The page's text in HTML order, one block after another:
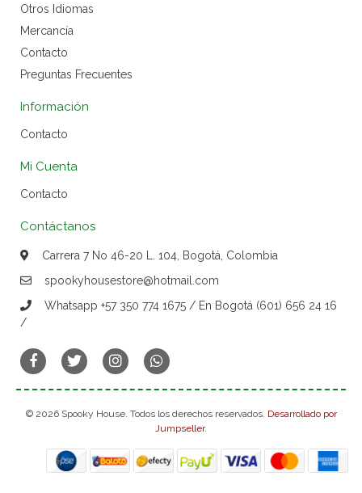
Otros Idiomas
Mercancía
Contacto
Preguntas Frecuentes
Información
Contacto
Mi Cuenta
Contacto
Contáctanos
Carrera 7 No 46-20 L. 104, Bogotá, Colombia
spookyhousestore@hotmail.com
Whatsapp +57 350 774 1675 / En Bogotá (601) 656 24 16
/
© 2026 Spooky House. Todos los derechos reservados. Desarrollado por
Jumpseller.